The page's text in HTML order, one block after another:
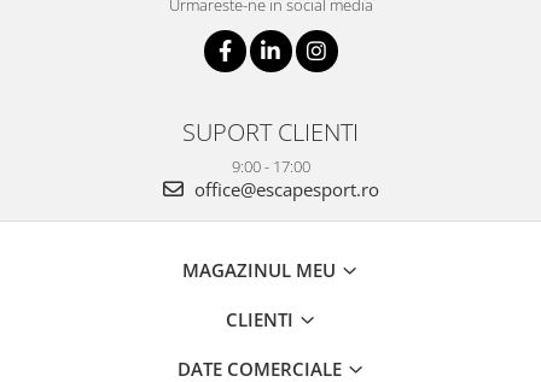
Urmareste-ne in social media
SUPORT CLIENTI
9:00 - 17:00
office@escapesport.ro
MAGAZINUL MEU
CLIENTI
DATE COMERCIALE